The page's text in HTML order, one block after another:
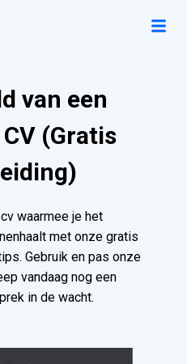
van een
(Gratis
waarmee je het
met onze gratis
Gebruik en pas onze
vandaag nog een
in de wacht.